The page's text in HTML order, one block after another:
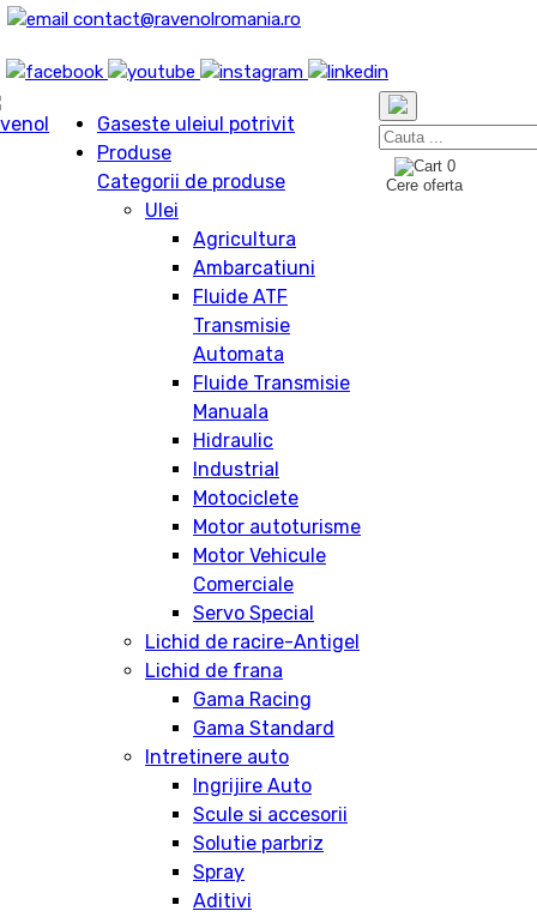
contact@ravenolromania.ro
Gaseste uleiul potrivit
Produse
Categorii de produse
Ulei
Agricultura
Ambarcatiuni
Fluide ATF
Transmisie
Automata
Fluide Transmisie
Manuala
Hidraulic
Industrial
Motociclete
Motor autoturisme
Motor Vehicule
Comerciale
Servo Special
Lichid de racire-Antigel
Lichid de frana
Gama Racing
Gama Standard
Intretinere auto
Ingrijire Auto
Scule si accesorii
Solutie parbriz
Spray
Aditivi
0
Cere oferta